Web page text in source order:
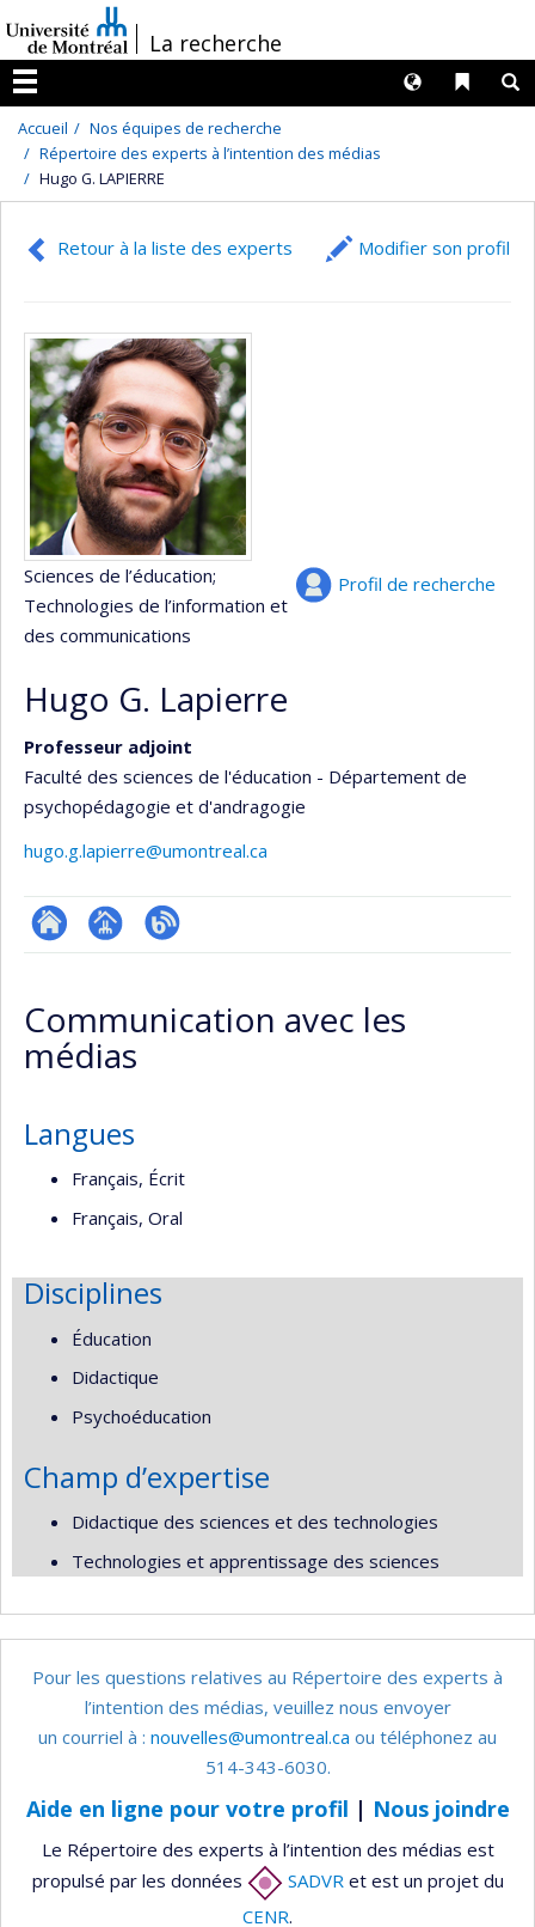
au
contenu
/La recherche
Menu
Liens
Langues
Accueil
Nos équipes de recherche
Répertoire des experts à l’intention des médias
Hugo G. LAPIERRE
Retour à la liste des experts Modifier son profil
Profil de recherche
Sciences de l’éducation;
Technologies de l’information et
des communications
Hugo G. Lapierre
Professeur adjoint
Faculté des sciences de l'éducation - Département de
psychopédagogie et d'andragogie
hugo.g.lapierre@umontreal.ca
ResearchGate
Page
(faculté,département,école)
Blogue
Communication avec les
médias
Langues
Français, Écrit
Français, Oral
Disciplines
Éducation
Didactique
Psychoéducation
Champ d’expertise
Didactique des sciences et des technologies
Technologies et apprentissage des sciences
Pour les questions relatives au Répertoire des experts à
l’intention des médias, veuillez nous envoyer
un courriel à : nouvelles@umontreal.ca ou téléphonez au
514-343-6030.
Aide en ligne pour votre profil | Nous joindre
Le Répertoire des experts à l’intention des médias est
propulsé par les données
SADVRet est un projet du
CENR.